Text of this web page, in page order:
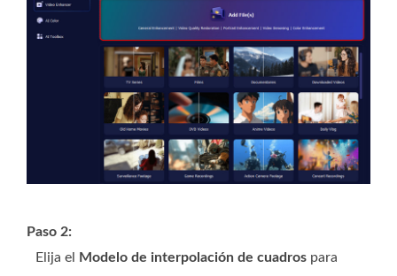
Paso 2:
Elija el
Modelo de interpolación de cuadros para